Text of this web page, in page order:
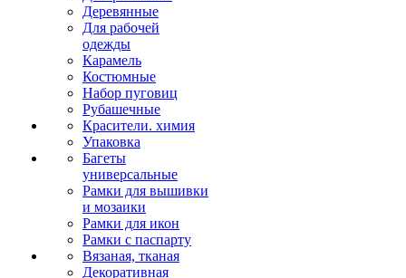
Деревянные
Для рабочей
одежды
Карамель
Костюмные
Набор пуговиц
Рубашечные
Красители. химия
Упаковка
Багеты
универсальные
Рамки для вышивки
и мозаики
Рамки для икон
Рамки с паспарту
Вязаная, тканая
Декоративная